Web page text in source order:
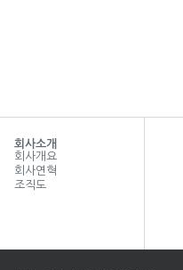
회사소개
회사개요
회사연혁
조직도